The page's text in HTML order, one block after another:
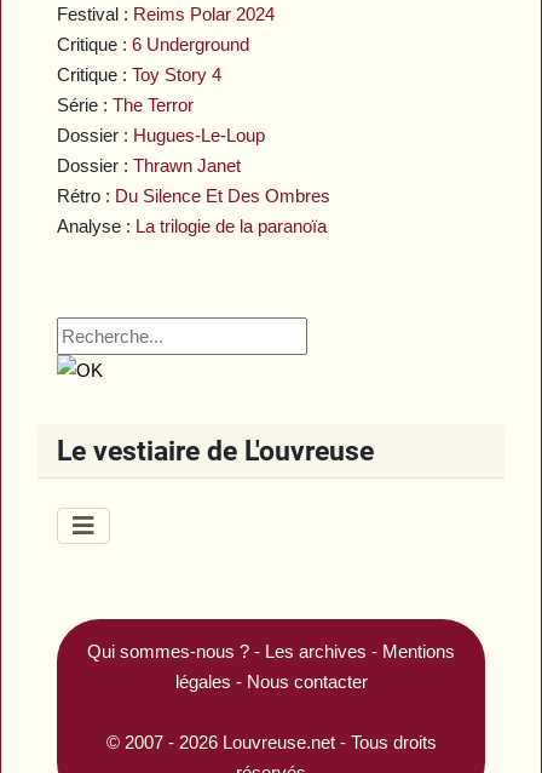
Festival : Reims Polar 2024
Critique :6 Underground
Critique :Toy Story 4
Série :The Terror
Dossier : Hugues-Le-Loup
Dossier :Thrawn Janet
Rétro : Du Silence Et Des Ombres
Analyse : La trilogie de la paranoïa
Le vestiaire de L'ouvreuse
Qui sommes-nous ? - Les archives - Mentions
légales - Nous contacter
© 2007 - 2026 Louvreuse.net- Tous droits